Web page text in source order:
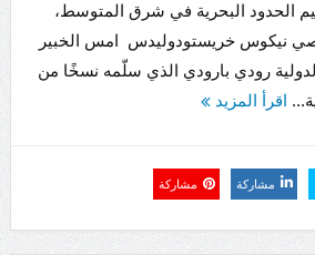
الحدود البحرية في شرق المتوسط،
نيكوس خريستودوليدس امس الخبير
رودي بارودي الذي سلّمه نسخًا من
اقرأ المزيد
مشاركة مشاركة